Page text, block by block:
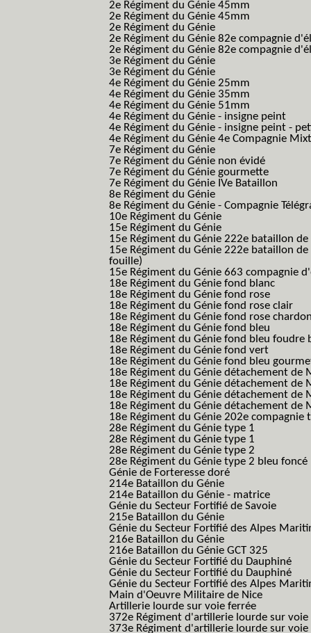
2e Régiment du Génie 45mm
2e Régiment du Génie 45mm
2e Régiment du Génie
2e Régiment du Génie 82e compagnie
2e Régiment du Génie 82e compagnie
3e Régiment du Génie
3e Régiment du Génie
4e Régiment du Génie 25mm
4e Régiment du Génie 35mm
4e Régiment du Génie 51mm
4e Régiment du Génie - insigne peint
4e Régiment du Génie - insigne peint -
4e Régiment du Génie 4e Compagnie
7e Régiment du Génie
7e Régiment du Génie non évidé
7e Régiment du Génie gourmette
7e Régiment du Génie IVe Bataillon
8e Régiment du Génie
8e Régiment du Génie - Compagnie
10e Régiment du Génie
15e Régiment du Génie
15e Régiment du Génie 222e bataillon
15e Régiment du Génie 222e bataillon
fouille)
15e Régiment du Génie 663 compagnie
18e Régiment du Génie fond blanc
18e Régiment du Génie fond rose
18e Régiment du Génie fond rose clair
18e Régiment du Génie fond rose
18e Régiment du Génie fond bleu
18e Régiment du Génie fond bleu foudre
18e Régiment du Génie fond vert
18e Régiment du Génie fond bleu
18e Régiment du Génie détachement de
18e Régiment du Génie détachement de
18e Régiment du Génie détachement de
18e Régiment du Génie détachement de
18e Régiment du Génie 202e compagnie
28e Régiment du Génie type 1
28e Régiment du Génie type 1
28e Régiment du Génie type 2
28e Régiment du Génie type 2 bleu foncé
Génie de Forteresse doré
214e Bataillon du Génie
214e Bataillon du Génie - matrice
Génie du Secteur Fortifié de Savoie
215e Bataillon du Génie
Génie du Secteur Fortifié des Alpes
216e Bataillon du Génie
216e Bataillon du Génie GCT 325
Génie du Secteur Fortifié du Dauphiné
Génie du Secteur Fortifié du Dauphiné
Génie du Secteur Fortifié des Alpes
Main d'Oeuvre Militaire de Nice
Artillerie lourde sur voie ferrée
372e Régiment d'artillerie lourde sur voie
373e Régiment d'artillerie lourde sur voie